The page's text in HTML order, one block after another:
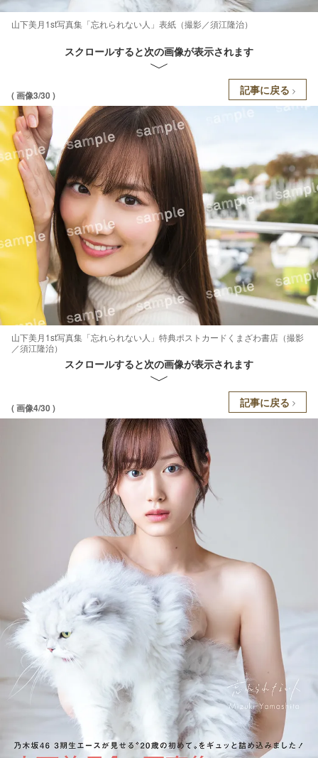
山下美月1st写真集「忘れられない人」表紙（撮影／須江隆治）
スクロールすると次の画像が表示されます
( 画像3/30 ) 記事に戻る
山下美月1st写真集「忘れられない人」特典ポストカードくまざわ書店（撮影
／須江隆治）
スクロールすると次の画像が表示されます
( 画像4/30 ) 記事に戻る